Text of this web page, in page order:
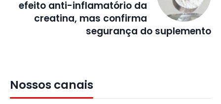
efeito anti-inflamatório da
creatina, mas confirma
segurança do suplemento
Nossos canais